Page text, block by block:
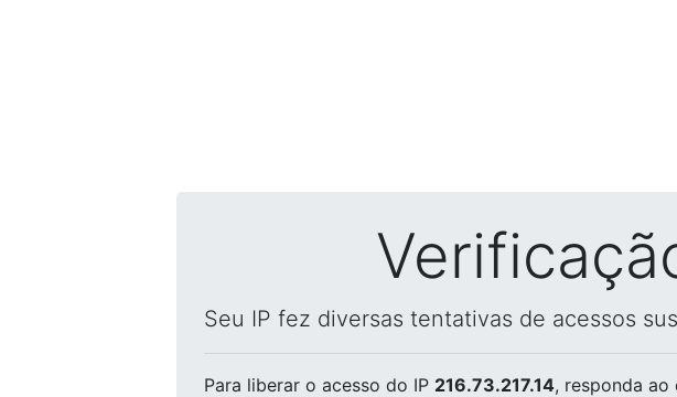
Seu IP fez diversas tentativas de acessos
Para liberar o acesso do IP 216.73.217.14, responda ao